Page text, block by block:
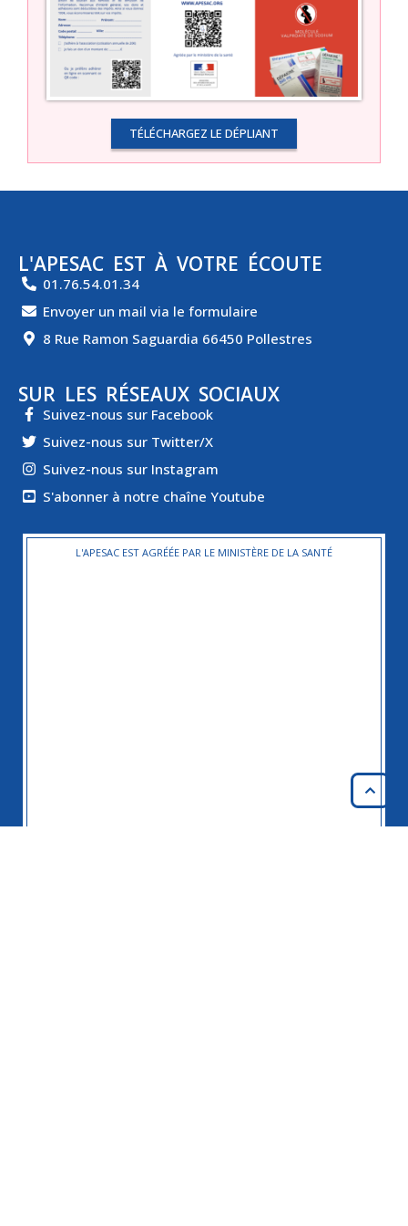
TÉLÉCHARGEZ LE DÉPLIANT
L'APESAC EST À VOTRE ÉCOUTE
01.76.54.01.34
Envoyer un mail via le formulaire
8 Rue Ramon Saguardia 66450 Pollestres
SUR LES RÉSEAUX SOCIAUX
Suivez-nous sur Facebook
Suivez-nous sur Twitter/X
Suivez-nous sur Instagram
S'abonner à notre chaîne Youtube
L'APESAC EST AGRÉÉE PAR LE MINISTÈRE DE LA SANTÉ